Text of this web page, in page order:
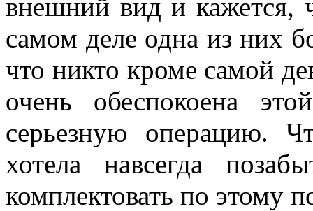
внешний вид и кажется,
самом деле одна из них
что никто кроме самой
очень обеспокоена
серьезную операцию.
хотела навсегда
комплектовать по этому